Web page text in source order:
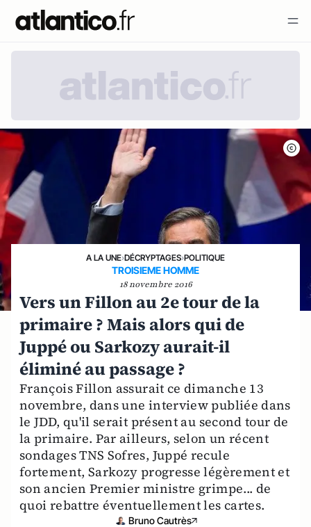
A LA UNE›DÉCRYPTAGES›POLITIQUE
TROISIEME HOMME
18 novembre 2016
Vers un Fillon au 2e tour de la
primaire ? Mais alors qui de
Juppé ou Sarkozy aurait-il
éliminé au passage ?
François Fillon assurait ce dimanche 13
novembre, dans une interview publiée dans
le JDD, qu'il serait présent au second tour de
la primaire. Par ailleurs, selon un récent
sondages TNS Sofres, Juppé recule
fortement, Sarkozy progresse légèrement et
son ancien Premier ministre grimpe... de
quoi rebattre éventuellement les cartes.
Bruno Cautrès